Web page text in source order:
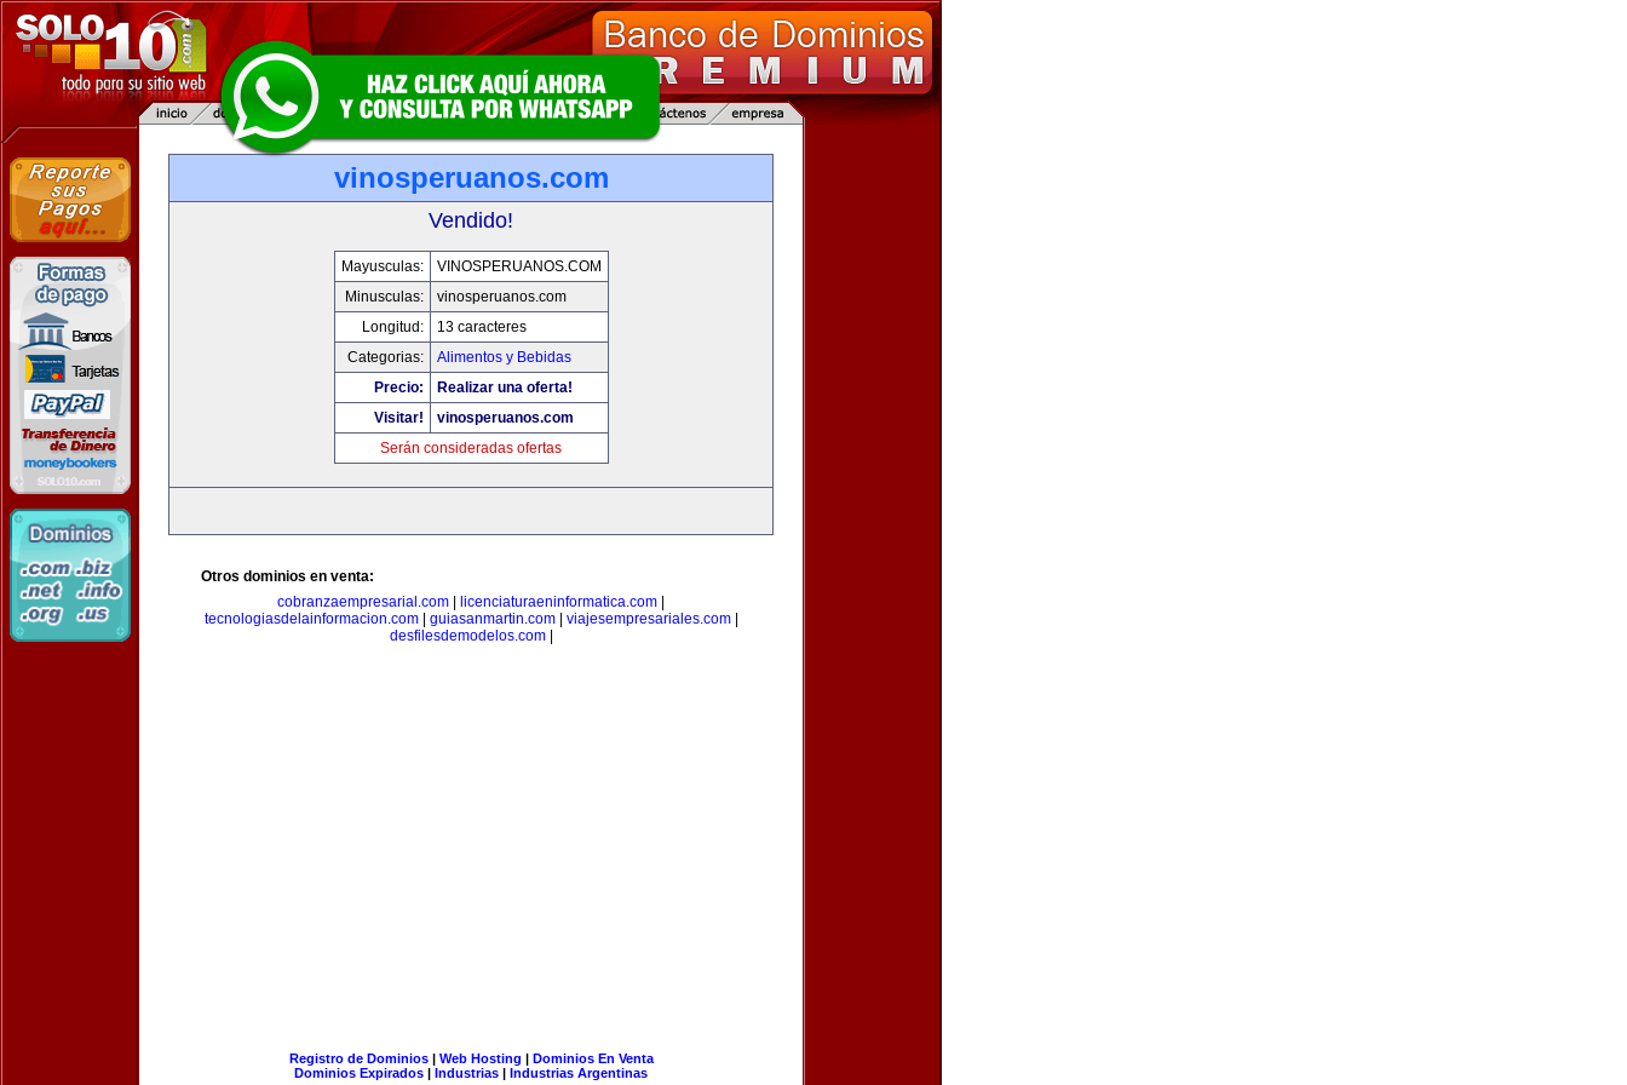
vinosperuanos.com
Vendido!
Mayusculas:
VINOSPERUANOS.COM
Minusculas:
vinosperuanos.com
Longitud:
13 caracteres
Categorias:
Alimentos y Bebidas
Precio:
Realizar una oferta!
Visitar!
vinosperuanos.com
Serán consideradas ofertas
Otros dominios en venta:
cobranzaempresarial.com
licenciaturaeninformatica.com
tecnologiasdelainformacion.com| guiasanmartin.com| viajesempresariales.com|
desfilesdemodelos.com|
Registro de Dominios| Web Hosting | Dominios En Venta
Dominios Expirados | Industrias | Industrias Argentinas